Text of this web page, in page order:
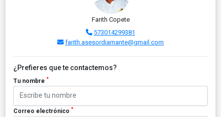
Farith Copete
573014299381
farith.asesordiamante@gmail.com
¿Prefieres que te contactemos?
Tu nombre *
Correo electrónico *